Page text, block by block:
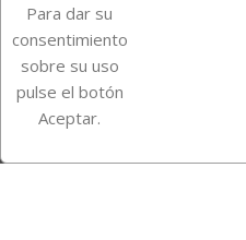
Información de la tienda
InstagramTikTok
Para dar su
consentimiento
sobre su uso
pulse el botón
Aceptar.